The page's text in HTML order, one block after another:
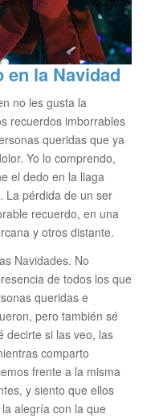
en la Navidad
no les gusta la
recuerdos imborrables
queridas que ya
Yo lo comprendo,
el dedo en la llaga
La pérdida de un ser
recuerdo, en una
y otros distante.
Navidades. No
de todos los que
queridas e
pero también sé
decirte si las veo, las
comparto
frente a la misma
y siento que ellos
alegría con la que